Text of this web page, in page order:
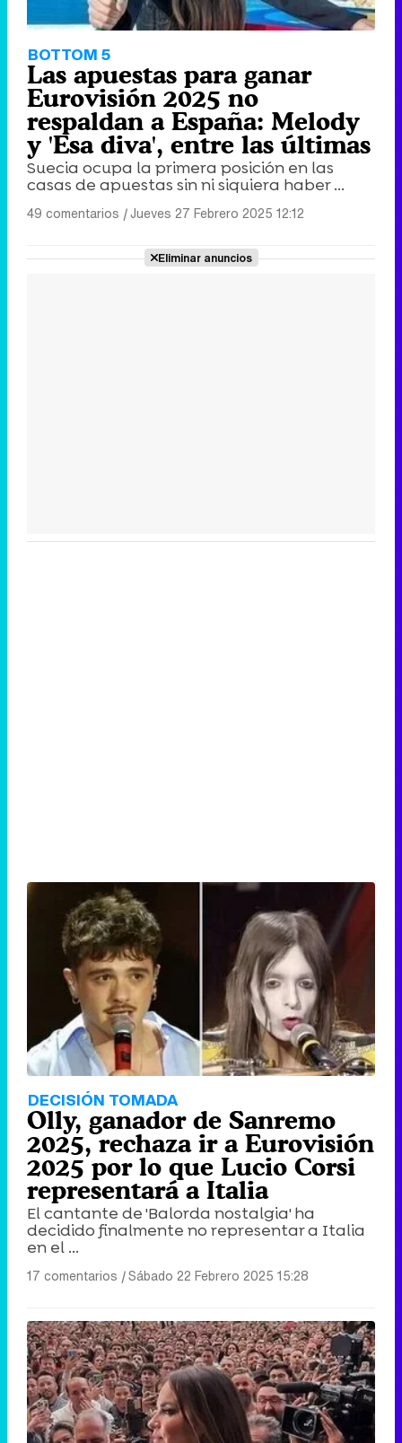
BOTTOM 5
Las apuestas para ganar
Eurovisión 2025 no
respaldan a España: Melody
y 'Esa diva', entre las últimas
Suecia ocupa la primera posición en las
casas de apuestas sin ni siquiera haber ...
49 comentarios |Jueves 27 Febrero 2025 12:12
Eliminar anuncios
DECISIÓN TOMADA
Olly, ganador de Sanremo
2025, rechaza ir a Eurovisión
2025 por lo que Lucio Corsi
representará a Italia
El cantante de 'Balorda nostalgia' ha
decidido finalmente no representar a Italia
en el ...
17 comentarios |Sábado 22 Febrero 2025 15:28